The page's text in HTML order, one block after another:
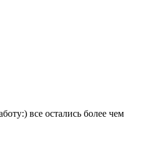
все остались более чем